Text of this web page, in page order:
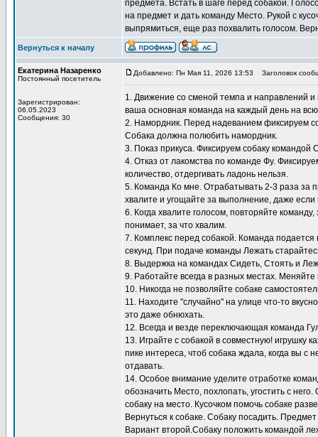
предмета. Встать в шаге перед собакой.
на предмет и дать команду Место. Рукой с
выпрямиться, еще раз похвалить голосом.
Вернуться к началу
Екатерина Назаренко
Постоянный посетитель
Зарегистрирован:
06.05.2023
Сообщения: 30
Добавлено: Пн Мая 11, 2026 13:53 Заголовок
1. Движение со сменой темпа и направлений
ваша основная команда на каждый день на
2. Намордник. Перед надеванием фиксируем
Собака должна полюбить намордник.
3. Показ прикуса. Фиксируем собаку
4. Отказ от лакомства по команде Фу.
количество, отдергивать ладонь нельзя.
5. Команда Ко мне. Отрабатывать 2-3 раза за
хвалите и угощайте за выполнение, даже
6. Когда хвалите голосом, повторяйте
понимает, за что хвалим.
7. Комплекс перед собакой. Команда
секунд. При подаче команды Лежать
8. Выдержка на командах Сидеть, Стоять и
9. Работайте всегда в разных местах. Меняйте
10. Никогда не позволяйте собаке
11. Находите "случайно" на улице что-то
это даже обнюхать.
12. Всегда и везде переключающая команда
13. Играйте с собакой в совместную! игрушку
пике интереса, чтоб собака ждала, когда вы с
отдавать.
14. Особое внимание уделите отработке
обозначить Место, похлопать, угостить с
собаку на место. Кусочком помочь собаке
Вернуться к собаке. Собаку посадить.
Вариант второй.Собаку положить командой